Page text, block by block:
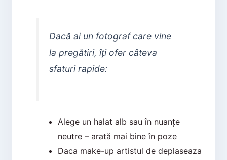
Dacă ai un fotograf care vine
la pregătiri, îți ofer câteva
sfaturi rapide:
Alege un halat alb sau în nuanțe
neutre – arată mai bine în poze
Daca make-up artistul de deplaseaza